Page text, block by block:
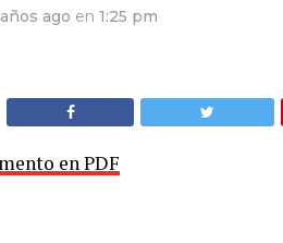
ago en 1:25 pm
en PDF